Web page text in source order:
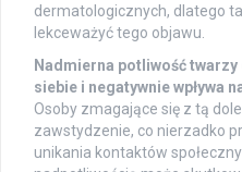
dermatologicznych, dlatego
lekceważyć tego objawu.
Nadmierna potliwość
siebie i negatywnie wpływa
Osoby zmagające się z tą
zawstydzenie, co nierzadko
unikania kontaktów